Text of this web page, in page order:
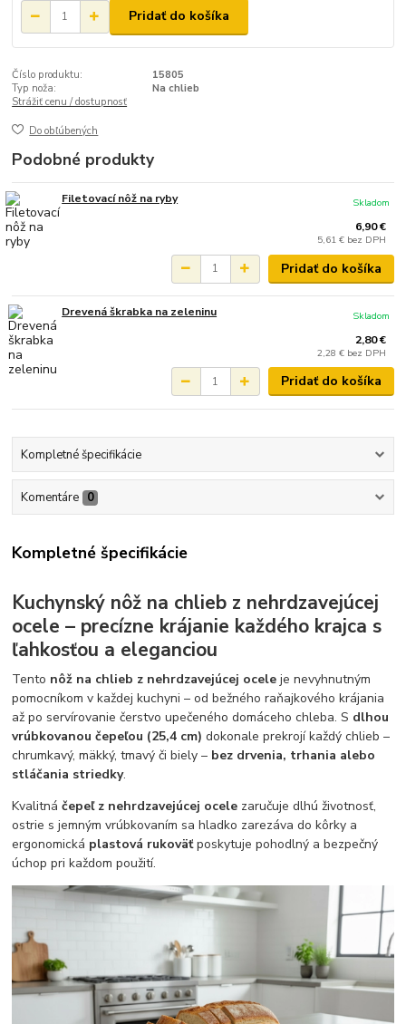
Pridať do košíka
Číslo produktu:
15805
Typ noža:
Na chlieb
Strážiť cenu / dostupnosť
Do obľúbených
Podobné produkty
Filetovací nôž na ryby
6,90 €
5,61 € bez DPH
Skladom
Pridať do košíka
Drevená škrabka na zeleninu
2,80 €
2,28 € bez DPH
Skladom
Pridať do košíka
Kompletné špecifikácie
Komentáre 0
Kompletné špecifikácie
Kuchynský nôž na chlieb z nehrdzavejúcej
ocele – precízne krájanie každého krajca s
ľahkosťou a eleganciou
Tento nôž na chlieb z nehrdzavejúcej ocele je nevyhnutným
pomocníkom v každej kuchyni – od bežného raňajkového krájania
až po servírovanie čerstvo upečeného domáceho chleba. S dlhou
vrúbkovanou čepeľou (25,4 cm) dokonale prekrojí každý chlieb –
chrumkavý, mäkký, tmavý či biely – bez drvenia, trhania alebo
stláčania striedky.
Kvalitnáčepeľ z nehrdzavejúcej ocele zaručuje dlhú životnosť,
ostrie s jemným vrúbkovaním sa hladko zarezáva do kôrky a
ergonomická plastová rukoväťposkytuje pohodlný a bezpečný
úchop pri každom použití.